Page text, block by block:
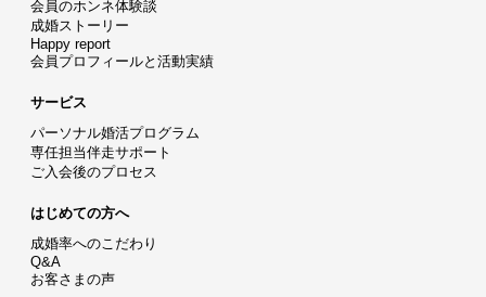
会員のホンネ体験談
成婚ストーリー
Happy report
会員プロフィールと活動実績
サービス
パーソナル婚活プログラム
専任担当伴走サポート
ご入会後のプロセス
はじめての方へ
成婚率へのこだわり
Q&A
お客さまの声